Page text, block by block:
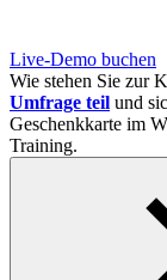
Live-Demo buchen
Wie stehen Sie zur
Umfrage teil und
Geschenkkarte im
Training.